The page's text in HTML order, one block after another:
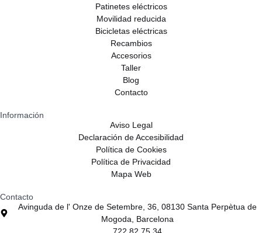
Patinetes eléctricos
Movilidad reducida
Bicicletas eléctricas
Recambios
Accesorios
Taller
Blog
Contacto
Información
Aviso Legal
Declaración de Accesibilidad
Política de Cookies
Política de Privacidad
Mapa Web
Contacto
Avinguda de l' Onze de Setembre, 36, 08130 Santa Perpètua de
Mogoda, Barcelona